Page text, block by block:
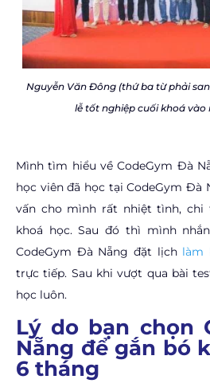
Nguyễn Văn Đông (thứ ba từ phải
lễ tốt nghiệp cuối khoá vào
Mình tìm hiểu về CodeGym Đà
học viên đã học tại CodeGym Đà
vấn cho mình rất nhiệt tình,
khoá học. Sau đó thì mình
CodeGym Đà Nẵng đặt lịch làm
trực tiếp. Sau khi vượt qua bài
học luôn.
Lý do bạn chọn
Nẵng để gắn bó
6 tháng